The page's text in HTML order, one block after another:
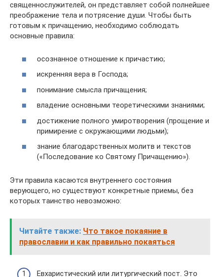
священнослужителей, он представляет собой полнейшее
преображение тела и потрясение души. Чтобы быть
готовым к причащению, необходимо соблюдать
основные правила:
осознанное отношение к причастию;
искренняя вера в Господа;
понимание смысла причащения;
владение основными теоретическими знаниями;
достижение полного умиротворения (прощение и
примирение с окружающими людьми);
знание благодарственных молитв и текстов
(«Последование ко Святому Причащению»).
Эти правила касаются внутреннего состояния
верующего, но существуют конкретные приемы, без
которых таинство невозможно:
Читайте также: Что такое покаяние в
православии и как правильно покаяться
Евхаристический или литургический пост. Это